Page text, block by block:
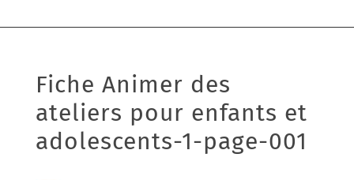
Fiche Animer des
ateliers pour enfants et
adolescents-1-page-001